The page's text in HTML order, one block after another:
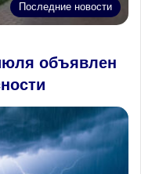
Последние новости
объявлен